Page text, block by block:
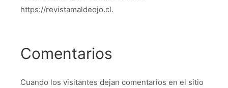
https://revistamaldeojo.cl.
Comentarios
Cuando los visitantes dejan comentarios en el sitio